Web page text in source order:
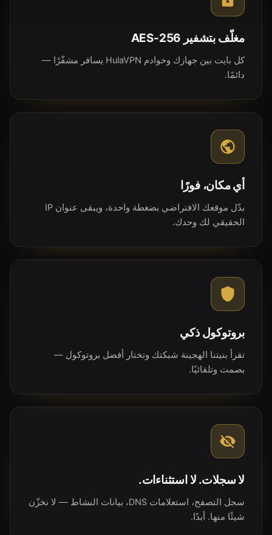
مغلّف بتشفير AES-256
كل بايت بين جهازك وخوادم HulaVPN يسافر مشفّرًا —
دائمًا.
أي مكان، فورًا
بدّل موقعك الافتراضي بضغطة واحدة، ويبقى عنوان IP
الحقيقي لك وحدك.
بروتوكول ذكي
تقرأ بنيتنا الهجينة شبكتك وتختار أفضل بروتوكول —
بصمت وتلقائيًا.
لا سجلات. لا استثناءات.
سجل التصفح، استعلامات DNS، بيانات النشاط — لا نخزّن
شيئًا منها. أبدًا.